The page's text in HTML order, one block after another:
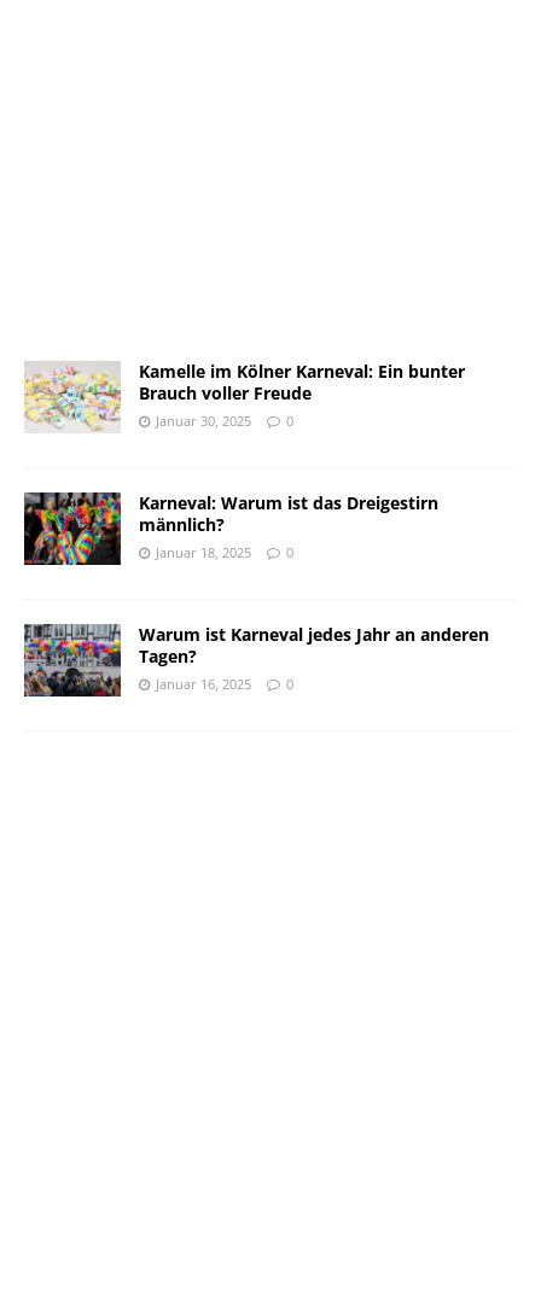
Kamelle im Kölner Karneval: Ein bunter
Brauch voller Freude
Januar 30, 2025 0
Karneval: Warum ist das Dreigestirn
männlich?
Januar 18, 2025 0
Warum ist Karneval jedes Jahr an anderen
Tagen?
Januar 16, 2025 0